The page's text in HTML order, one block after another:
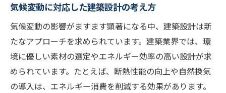
気候変動に対応した建築設計の考え方
気候変動の影響がますます顕著になる中、建築設計は新
たなアプローチを求められています。建築業界では、環
境に優しい素材の選定やエネルギー効率の高い設計が求
められています。たとえば、断熱性能の向上や自然換気
の導入は、エネルギー消費を削減する効果があります。